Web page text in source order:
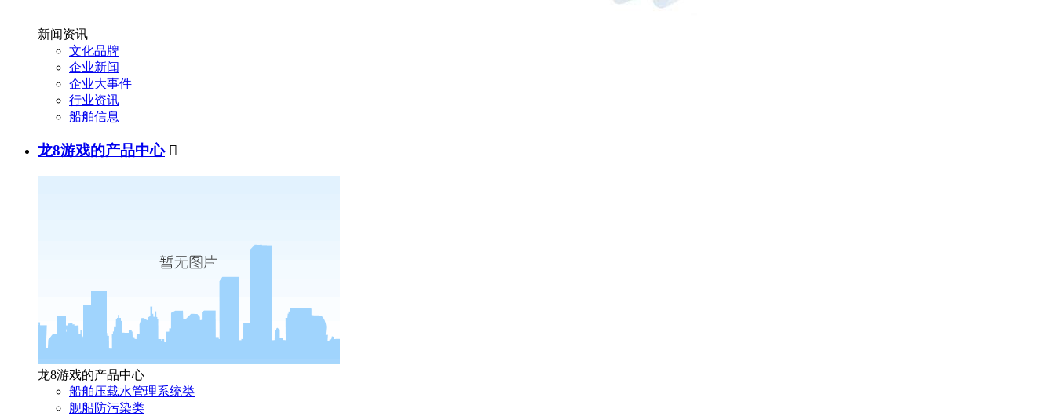
新闻资讯
文化品牌
企业新闻
企业大事件
行业资讯
船舶信息
龙8游戏的产品中心 
龙8游戏的产品中心
船舶压载水管理系统类
舰船防污染类